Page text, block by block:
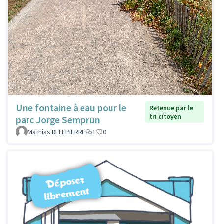
Une fontaine à eau pour le
parc Jorge Semprun
Retenue par le
tri citoyen
Mathias DELEPIERRE
1 0